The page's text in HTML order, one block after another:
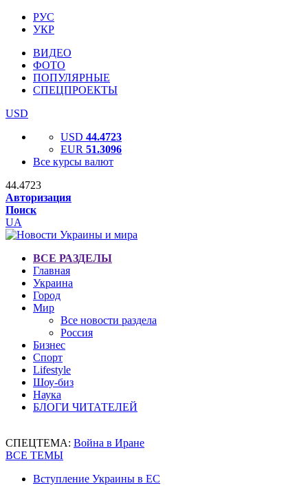
РУС
УКР
ВИДЕО
ФОТО
ПОПУЛЯРНЫЕ
СПЕЦПРОЕКТЫ
USD
USD 44.4723
EUR 51.3096
Все курсы валют
44.4723
Авторизация
Поиск
UA
ВСЕ РАЗДЕЛЫ
Главная
Украина
Город
Мир
Все новости раздела
Россия
Бизнес
Спорт
Lifestyle
Шоу-биз
Наука
БЛОГИ ЧИТАТЕЛЕЙ
СПЕЦТЕМА: Война в Иране
ВСЕ ТЕМЫ
Вступление Украины в ЕС